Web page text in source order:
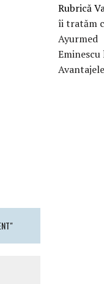
Rubrică
îi tratăm
Ayurmed
Eminescu